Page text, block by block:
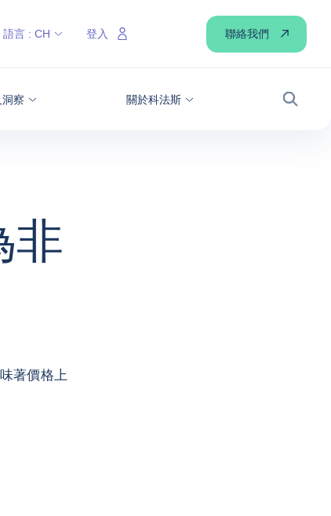
察 關於科法斯
搜尋
語言 : CH 登入 聯絡我們
非
著價格上